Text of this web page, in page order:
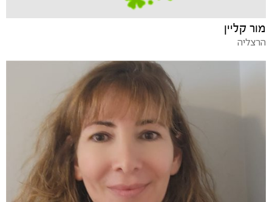
מור קליין
הרצליה